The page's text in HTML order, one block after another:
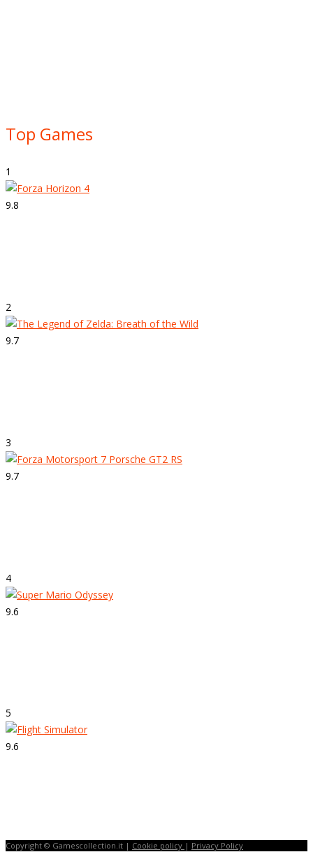
Top Games
1
9.8
2
9.7
3
9.7
4
9.6
5
9.6
Copyright © Gamescollection.it | Cookie policy | Privacy Policy